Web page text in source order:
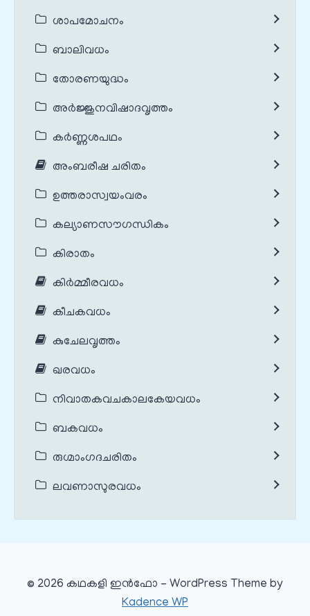
ശാപമോചനം
ബാലിവധം
തോരണയുദ്ധം
അർജ്ജുനവിഷാദവൃത്തം
കർണ്ണശപഥം
അംബരീഷ ചരിതം
ഉത്തരാസ്വയംവരം
കല്യാണസൗഗന്ധികം
കിരാതം
കിർമ്മീരവധം
കീചകവധം
കുചേലവൃത്തം
ഖരവധം
നിവാതകവചകാലകേയവധം
ബകവധം
രുഗ്മാംഗദചരിതം
ലവണാസുരവധം
© 2026 കഥകളി ഇൻഫോ - WordPress Theme by
Kadence WP